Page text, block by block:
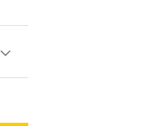
Shower